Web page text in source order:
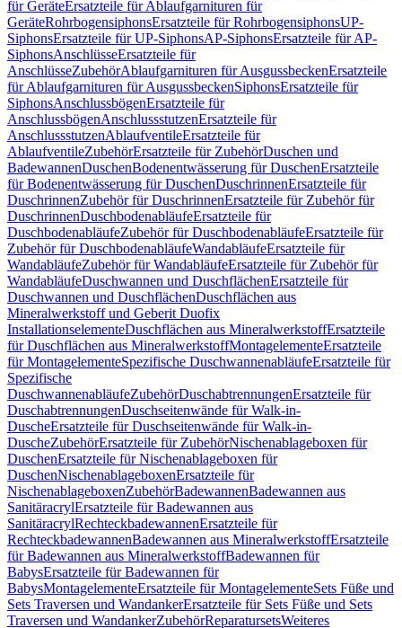
für GeräteErsatzteile für Ablaufgarnituren für
GeräteRohrbogensiphonsErsatzteile für RohrbogensiphonsUP-
SiphonsErsatzteile für UP-SiphonsAP-SiphonsErsatzteile für AP-
SiphonsAnschlüsseErsatzteile für
AnschlüsseZubehörAblaufgarnituren für AusgussbeckenErsatzteile
für Ablaufgarnituren für AusgussbeckenSiphonsErsatzteile für
SiphonsAnschlussbögenErsatzteile für
AnschlussbögenAnschlussstutzenErsatzteile für
AnschlussstutzenAblaufventileErsatzteile für
AblaufventileZubehörErsatzteile für ZubehörDuschen und
BadewannenDuschenBodenentwässerung für DuschenErsatzteile
für Bodenentwässerung für DuschenDuschrinnenErsatzteile für
DuschrinnenZubehör für DuschrinnenErsatzteile für Zubehör für
DuschrinnenDuschbodenabläufeErsatzteile für
DuschbodenabläufeZubehör für DuschbodenabläufeErsatzteile für
Zubehör für DuschbodenabläufeWandabläufeErsatzteile für
WandabläufeZubehör für WandabläufeErsatzteile für Zubehör für
WandabläufeDuschwannen und DuschflächenErsatzteile für
Duschwannen und DuschflächenDuschflächen aus
Mineralwerkstoff und Geberit Duofix
InstallationselementeDuschflächen aus MineralwerkstoffErsatzteile
für Duschflächen aus MineralwerkstoffMontagelementeErsatzteile
für MontagelementeSpezifische DuschwannenabläufeErsatzteile für
Spezifische
DuschwannenabläufeZubehörDuschabtrennungenErsatzteile für
DuschabtrennungenDuschseitenwände für Walk-in-
DuscheErsatzteile für Duschseitenwände für Walk-in-
DuscheZubehörErsatzteile für ZubehörNischenablageboxen für
DuschenErsatzteile für Nischenablageboxen für
DuschenNischenablageboxenErsatzteile für
NischenablageboxenZubehörBadewannenBadewannen aus
SanitäracrylErsatzteile für Badewannen aus
SanitäracrylRechteckbadewannenErsatzteile für
RechteckbadewannenBadewannen aus MineralwerkstoffErsatzteile
für Badewannen aus MineralwerkstoffBadewannen für
BabysErsatzteile für Badewannen für
BabysMontagelementeErsatzteile für MontagelementeSets Füße und
Sets Traversen und WandankerErsatzteile für Sets Füße und Sets
Traversen und WandankerZubehörReparatursetsWeiteres